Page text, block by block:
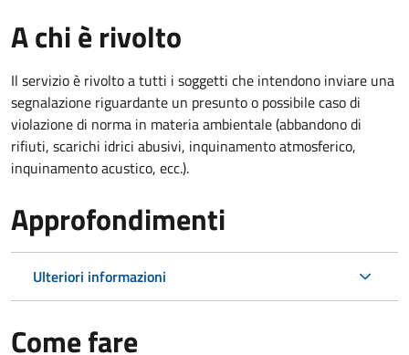
A chi è rivolto
Il servizio è rivolto a tutti i soggetti che intendono inviare una
segnalazione riguardante un presunto o possibile caso di
violazione di norma in materia ambientale (abbandono di
rifiuti, scarichi idrici abusivi, inquinamento atmosferico,
inquinamento acustico, ecc.).
Approfondimenti
Ulteriori informazioni
Come fare